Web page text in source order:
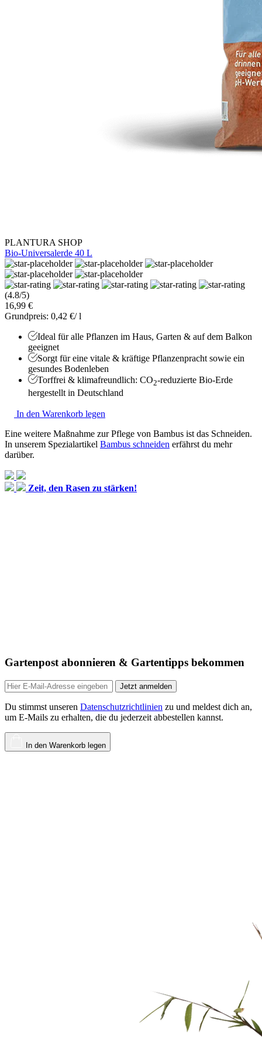
PLANTURA SHOP
Bio-Universalerde 40 L
(4.8/5)
16,99 €
Grundpreis: 0,42 €/ l
Ideal für alle Pflanzen im Haus, Garten & auf dem Balkon
geeignet
Sorgt für eine vitale & kräftige Pflanzenpracht sowie ein
gesundes Bodenleben
Torffrei & klimafreundlich: CO2-reduzierte Bio-Erde
hergestellt in Deutschland
In den Warenkorb legen
Eine weitere Maßnahme zur Pflege von Bambus ist das Schneiden.
In unserem Spezialartikel Bambus schneiden erfährst du mehr
darüber.
Zeit, den Rasen zu stärken!
Gartenpost abonnieren & Gartentipps bekommen
Jetzt anmelden
Du stimmst unseren Datenschutzrichtlinien zu und meldest dich an,
um E-Mails zu erhalten, die du jederzeit abbestellen kannst.
In den Warenkorb legen